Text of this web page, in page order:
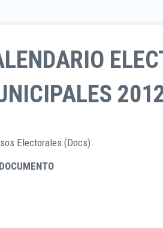
Electorales (Docs)